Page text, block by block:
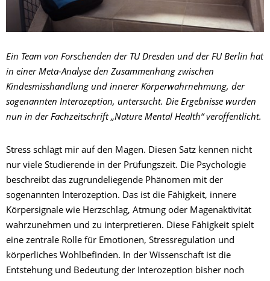
Ein Team von Forschenden der TU Dresden und der FU Berlin hat
in einer Meta-Analyse den Zusammenhang zwischen
Kindesmisshandlung und innerer Körperwahrnehmung, der
sogenannten Interozeption, untersucht. Die Ergebnisse wurden
nun in der Fachzeitschrift „Nature Mental Health“ veröffentlicht.
Stress schlägt mir auf den Magen. Diesen Satz kennen nicht
nur viele Studierende in der Prüfungszeit. Die Psychologie
beschreibt das zugrundeliegende Phänomen mit der
sogenannten Interozeption. Das ist die Fähigkeit, innere
Körpersignale wie Herzschlag, Atmung oder Magenaktivität
wahrzunehmen und zu interpretieren. Diese Fähigkeit spielt
eine zentrale Rolle für Emotionen, Stressregulation und
körperliches Wohlbefinden. In der Wissenschaft ist die
Entstehung und Bedeutung der Interozeption bisher noch